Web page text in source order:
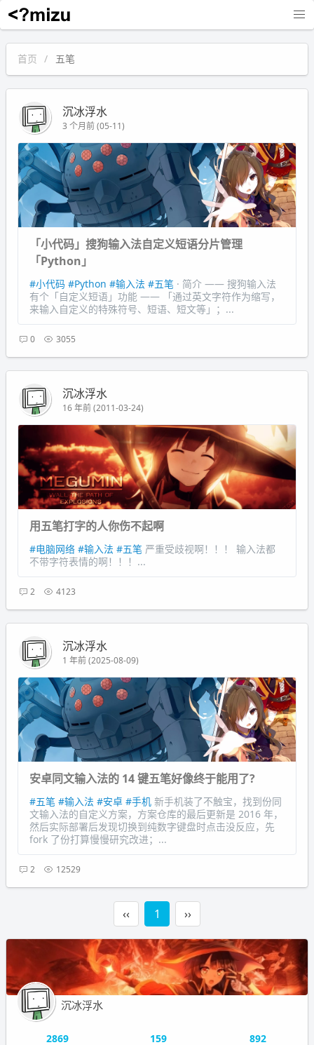
沉冰浮水
首页 五笔
沉冰浮水
3 个月前 (05-11)
「小代码」搜狗输入法自定义短语分片管理
「Python」
#小代码 #Python #输入法 #五笔 · 简介 —— 搜狗输入法
有个「自定义短语」功能 —— 「通过英文字符作为缩写，
来输入自定义的特殊符号、短语、短文等」；...
0 3055
沉冰浮水
16 年前 (2011-03-24)
用五笔打字的人你伤不起啊
#电脑网络 #输入法 #五笔 严重受歧视啊！！！ 输入法都
不带字符表情的啊！！！...
2 4123
沉冰浮水
1 年前 (2025-08-09)
安卓同文输入法的 14 键五笔好像终于能用了?
#五笔 #输入法 #安卓 #手机 新手机装了不触宝，找到份同
文输入法的自定义方案，方案仓库的最后更新是 2016 年，
然后实际部署后发现切换到纯数字键盘时点击没反应，先
fork 了份打算慢慢研究改进；...
2 12529
‹‹ 1 ››
沉冰浮水
2869
159
892